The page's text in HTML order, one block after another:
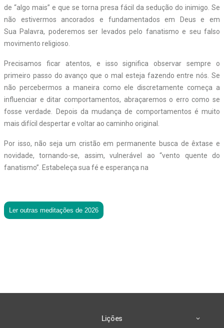
de “algo mais” e que se torna presa fácil da sedução do inimigo. Se
não estivermos ancorados e fundamentados em Deus e em
Sua Palavra, poderemos ser levados pelo fanatismo e seu falso
movimento religioso.
Precisamos ficar atentos, e isso significa observar sempre o
primeiro passo do avanço que o mal esteja fazendo entre nós. Se
não percebermos a maneira como ele discretamente começa a
influenciar e ditar comportamentos, abraçaremos o erro como se
fosse verdade. Depois da mudança de comportamentos é muito
mais difícil despertar e voltar ao caminho original.
Por isso, não seja um cristão em permanente busca de êxtase e
novidade, tornando-se, assim, vulnerável ao“vento quente do
fanatismo” . Estabeleça sua fé e esperança na
Ler outras meditações de 2026
Lições